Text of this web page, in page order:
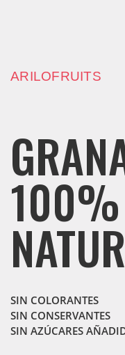
ARILOFRUITS
100%
SIN COLORANTES
SIN CONSERVANTES
SIN AZÚCARES